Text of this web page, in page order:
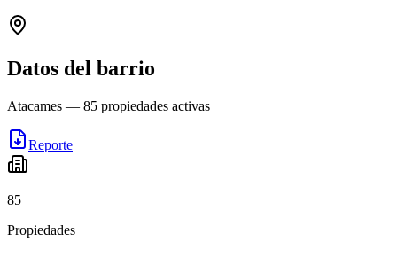
Datos del barrio
Atacames — 85 propiedades activas
Reporte
85
Propiedades